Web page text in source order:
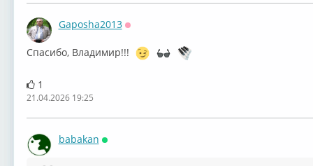
Gaposha2013
Спасибо, Владимир!!!
1
21.04.2026 19:25
babakan